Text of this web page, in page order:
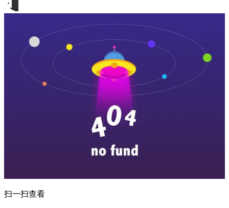
扫一扫查看